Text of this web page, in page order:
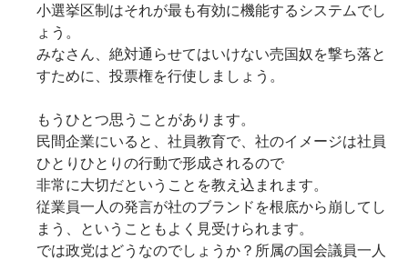
小選挙区制はそれが最も有効に機能するシステムでし
ょう。
みなさん、絶対通らせてはいけない売国奴を撃ち落と
すために、投票権を行使しましょう。
もうひとつ思うことがあります。
民間企業にいると、社員教育で、社のイメージは社員
ひとりひとりの行動で形成されるので
非常に大切だということを教え込まれます。
従業員一人の発言が社のブランドを根底から崩してし
まう、ということもよく見受けられます。
では政党はどうなのでしょうか？所属の国会議員一人